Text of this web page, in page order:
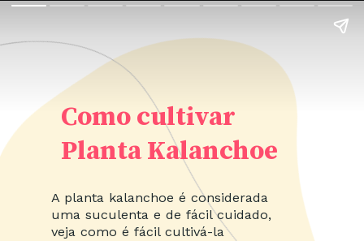
A planta kalanchoe é considerada
uma suculenta e de fácil cuidado,
veja como é fácil cultivá-la
Como cultivar
Planta Kalanchoe